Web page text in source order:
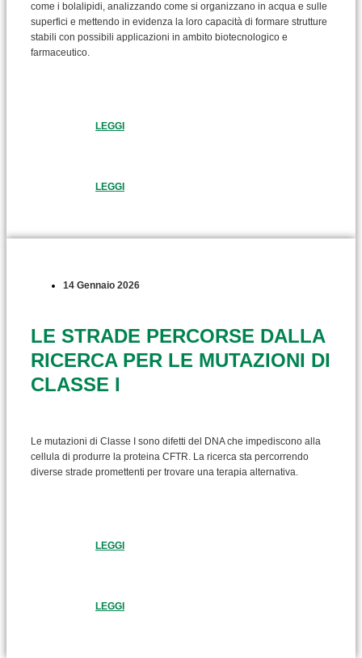
come i bolalipidi, analizzando come si organizzano in acqua e sulle
superfici e mettendo in evidenza la loro capacità di formare strutture
stabili con possibili applicazioni in ambito biotecnologico e
farmaceutico.
LEGGI
LEGGI
14 Gennaio 2026
LE STRADE PERCORSE DALLA
RICERCA PER LE MUTAZIONI DI
CLASSE I
Le mutazioni di Classe I sono difetti del DNA che impediscono alla
cellula di produrre la proteina CFTR. La ricerca sta percorrendo
diverse strade promettenti per trovare una terapia alternativa.
LEGGI
LEGGI